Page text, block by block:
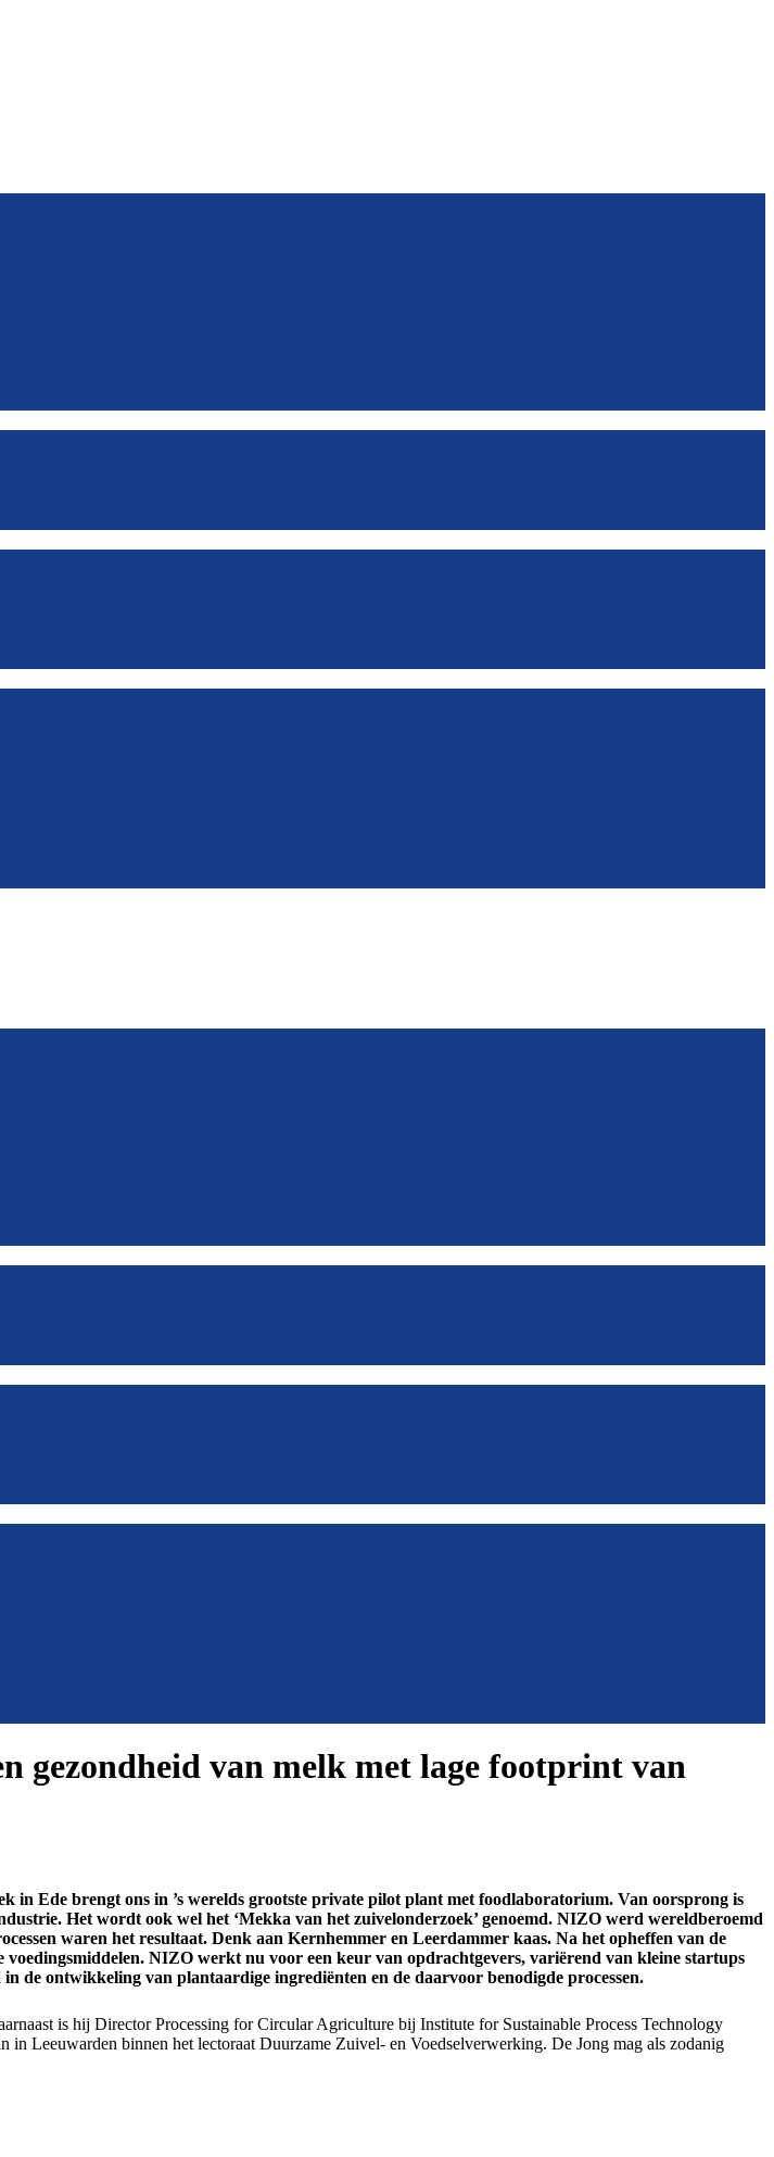
gezondheid van melk met lage footprint van
in Ede brengt ons in ’s werelds grootste private pilot plant met foodlaboratorium. Van oorsprong is
Het wordt ook wel het ‘Mekka van het zuivelonderzoek’ genoemd. NIZO werd wereldberoemd
waren het resultaat. Denk aan Kernhemmer en Leerdammer kaas. Na het opheffen van de
NIZO werkt nu voor een keur van opdrachtgevers, variërend van kleine startups
de ontwikkeling van plantaardige ingrediënten en de daarvoor benodigde processen.
is hij Director Processing for Circular Agriculture bij Institute for Sustainable Process Technology
Leeuwarden binnen het lectoraat Duurzame Zuivel- en Voedselverwerking. De Jong mag als zodanig